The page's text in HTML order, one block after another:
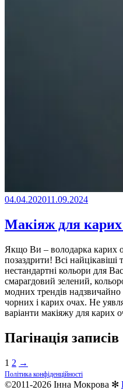
04.04.202011.09.2024
Макіяж для
Якщо Ви – володарка карих
позаздрити! Всі найцікавіші
нестандартні кольори для
смарагдовий зелений,
модних трендів
чорних і карих очах. Не
варіанти макіяжу для карих
Пагінація записів
1 2 →
Політика конфіденційності
©2011-2026 Інна Мокрова ✻